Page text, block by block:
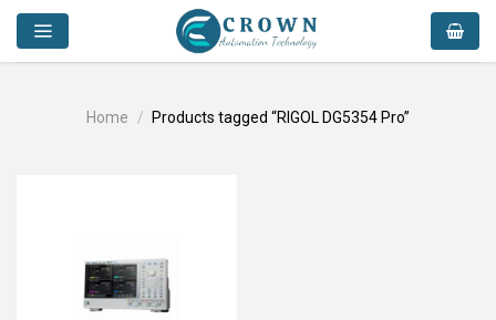
Skip
content
Home / Products tagged “RIGOL DG5354 Pro”